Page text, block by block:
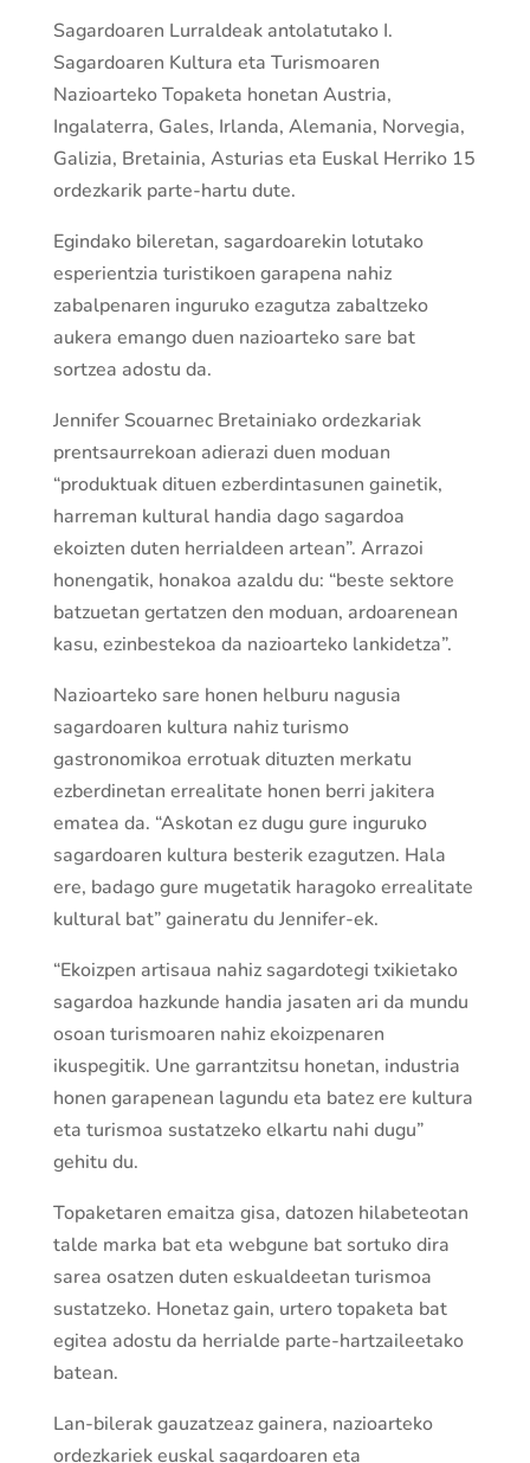
Sagardoaren Lurraldeak antolatutako I.
Sagardoaren Kultura eta Turismoaren
Nazioarteko Topaketa honetan Austria,
Ingalaterra, Gales, Irlanda, Alemania, Norvegia,
Galizia, Bretainia, Asturias eta Euskal Herriko 15
ordezkarik parte-hartu dute.
Egindako bileretan, sagardoarekin lotutako
esperientzia turistikoen garapena nahiz
zabalpenaren inguruko ezagutza zabaltzeko
aukera emango duen nazioarteko sare bat
sortzea adostu da.
Jennifer Scouarnec Bretainiako ordezkariak
prentsaurrekoan adierazi duen moduan
“produktuak dituen ezberdintasunen gainetik,
harreman kultural handia dago sagardoa
ekoizten duten herrialdeen artean”. Arrazoi
honengatik, honakoa azaldu du: “beste sektore
batzuetan gertatzen den moduan, ardoarenean
kasu, ezinbestekoa da nazioarteko lankidetza”.
Nazioarteko sare honen helburu nagusia
sagardoaren kultura nahiz turismo
gastronomikoa errotuak dituzten merkatu
ezberdinetan errealitate honen berri jakitera
ematea da. “Askotan ez dugu gure inguruko
sagardoaren kultura besterik ezagutzen. Hala
ere, badago gure mugetatik haragoko errealitate
kultural bat” gaineratu du Jennifer-ek.
“Ekoizpen artisaua nahiz sagardotegi txikietako
sagardoa hazkunde handia jasaten ari da mundu
osoan turismoaren nahiz ekoizpenaren
ikuspegitik. Une garrantzitsu honetan, industria
honen garapenean lagundu eta batez ere kultura
eta turismoa sustatzeko elkartu nahi dugu”
gehitu du.
Topaketaren emaitza gisa, datozen hilabeteotan
talde marka bat eta webgune bat sortuko dira
sarea osatzen duten eskualdeetan turismoa
sustatzeko. Honetaz gain, urtero topaketa bat
egitea adostu da herrialde parte-hartzaileetako
batean.
Lan-bilerak gauzatzeaz gainera, nazioarteko
ordezkariek euskal sagardoaren eta